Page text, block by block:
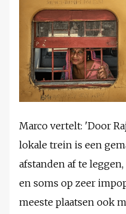
Marco vertelt: 'Door
lokale trein is een
afstanden af ​​te
en soms op zeer
meeste plaatsen ook